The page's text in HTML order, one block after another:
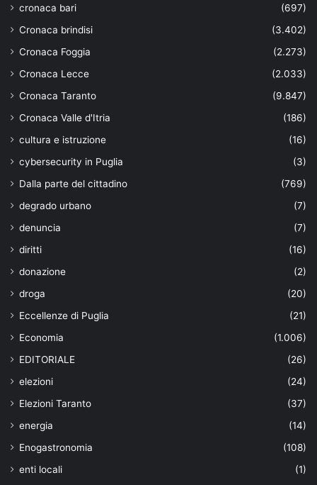
cronaca bari
(697)
Cronaca brindisi
(3.402)
Cronaca Foggia
(2.273)
Cronaca Lecce
(2.033)
Cronaca Taranto
(9.847)
Cronaca Valle d'Itria
(186)
cultura e istruzione
(16)
cybersecurity in Puglia
(3)
Dalla parte del cittadino
(769)
degrado urbano
(7)
denuncia
(7)
diritti
(16)
donazione
(2)
droga
(20)
Eccellenze di Puglia
(21)
Economia
(1.006)
EDITORIALE
(26)
elezioni
(24)
Elezioni Taranto
(37)
energia
(14)
Enogastronomia
(108)
enti locali
(1)